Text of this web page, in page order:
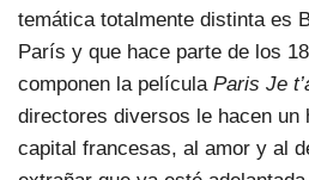
temática totalmente distinta es
París y que hace parte de los
componen la película Paris Je
directores diversos le hacen un
capital francesas, al amor y al